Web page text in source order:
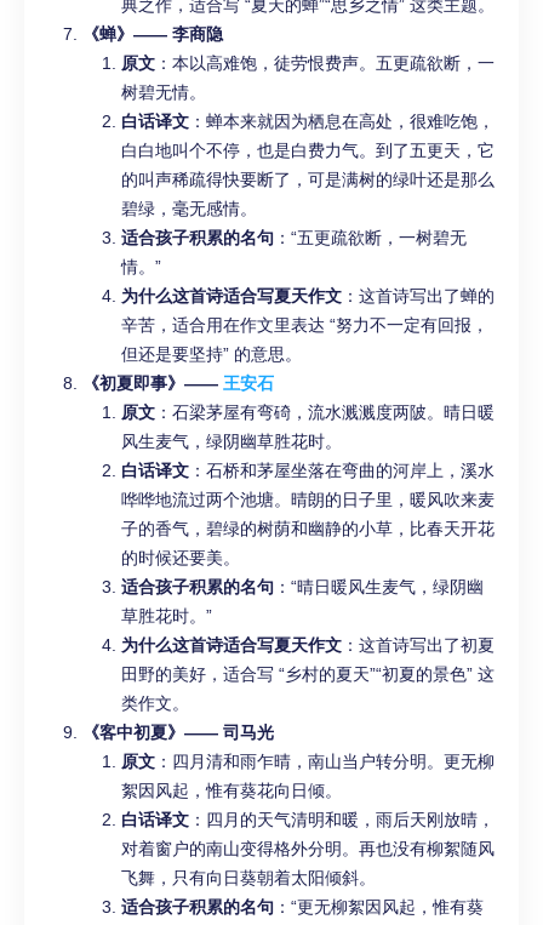
典之作，适合写 “夏天的蝉”“思乡之情” 这类主题。
《蝉》—— 李商隐
原文 ：本以高难饱，徒劳恨费声。五更疏欲断，一
树碧无情。
白话译文 ：蝉本来就因为栖息在高处，很难吃饱，
白白地叫个不停，也是白费力气。到了五更天，它
的叫声稀疏得快要断了，可是满树的绿叶还是那么
碧绿，毫无感情。
适合孩子积累的名句 ：“五更疏欲断，一树碧无
情。”
为什么这首诗适合写夏天作文 ：这首诗写出了蝉的
辛苦，适合用在作文里表达 “努力不一定有回报，
但还是要坚持” 的意思。
《初夏即事》—— 王安石
原文 ：石梁茅屋有弯碕，流水溅溅度两陂。晴日暖
风生麦气，绿阴幽草胜花时。
白话译文 ：石桥和茅屋坐落在弯曲的河岸上，溪水
哗哗地流过两个池塘。晴朗的日子里，暖风吹来麦
子的香气，碧绿的树荫和幽静的小草，比春天开花
的时候还要美。
适合孩子积累的名句 ：“晴日暖风生麦气，绿阴幽
草胜花时。”
为什么这首诗适合写夏天作文 ：这首诗写出了初夏
田野的美好，适合写 “乡村的夏天”“初夏的景色” 这
类作文。
《客中初夏》—— 司马光
原文 ：四月清和雨乍晴，南山当户转分明。更无柳
絮因风起，惟有葵花向日倾。
白话译文 ：四月的天气清明和暖，雨后天刚放晴，
对着窗户的南山变得格外分明。再也没有柳絮随风
飞舞，只有向日葵朝着太阳倾斜。
适合孩子积累的名句 ：“更无柳絮因风起，惟有葵